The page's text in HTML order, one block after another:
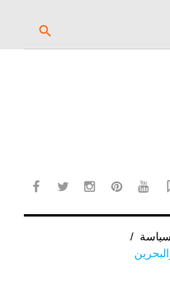
search
/